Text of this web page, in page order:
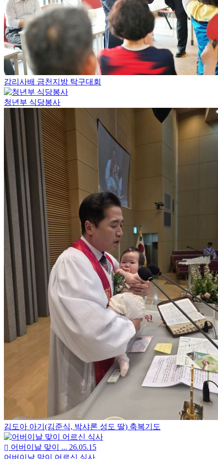
감리사배 금천지방 탁구대회
청년부 식당봉사
김도아 아기(김준식, 박샤론 성도 딸) 축복기도
어버이날 맞이 ... 26.05.15
어버이날 맞이 어르신 식사